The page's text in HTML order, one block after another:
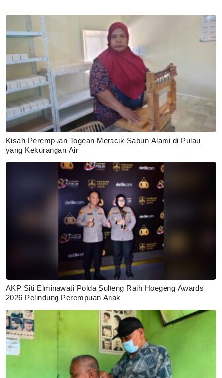
Kisah Perempuan Togean Meracik Sabun Alami di Pulau
yang Kekurangan Air
AKP Siti Elminawati Polda Sulteng Raih Hoegeng Awards
2026 Pelindung Perempuan Anak